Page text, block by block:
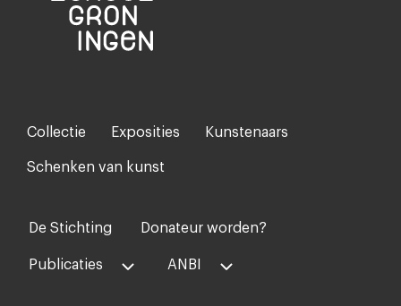
Footer-
menu
Collectie Exposities Kunstenaars
Schenken van kunst
Voet
midden
De Stichting Donateur worden?
Publicaties ANBI